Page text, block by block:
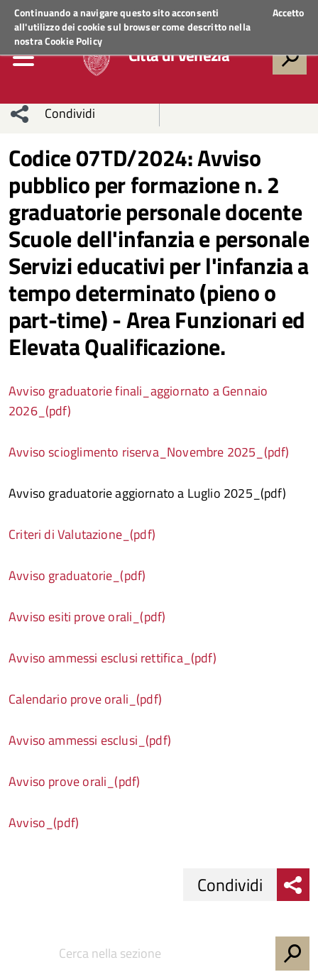
Continuando a navigare questo sito acconsenti
all'utilizzo dei cookie sul browser come descritto nella
nostraCookie Policy
Accetto
Regione VenetoACCEDI AI SERVIZI
Città di Venezia
Condividi
sui social
network
Condividi
Condividi
su
Facebook
Condividi
su
Twitter
Condividi
su
Facebook
Condividi
su
Whatsapp
Codice 07TD/2024: Avviso
pubblico per formazione n. 2
graduatorie personale docente
Scuole dell'infanzia e personale
Servizi educativi per l'infanzia a
tempo determinato (pieno o
part-time) - Area Funzionari ed
Elevata Qualificazione.
Avviso graduatorie finali_aggiornato a Gennaio
2026_(pdf)
Avviso scioglimento riserva_Novembre 2025_(pdf)
Avviso graduatorie aggiornato a Luglio 2025_(pdf)
Criteri di Valutazione_(pdf)
Avviso graduatorie_(pdf)
Avviso esiti prove orali_(pdf)
Avviso ammessi esclusi rettifica_(pdf)
Calendario prove orali_(pdf)
Avviso ammessi esclusi_(pdf)
Avviso prove orali_(pdf)
Avviso_(pdf)
Condividi
Condividi